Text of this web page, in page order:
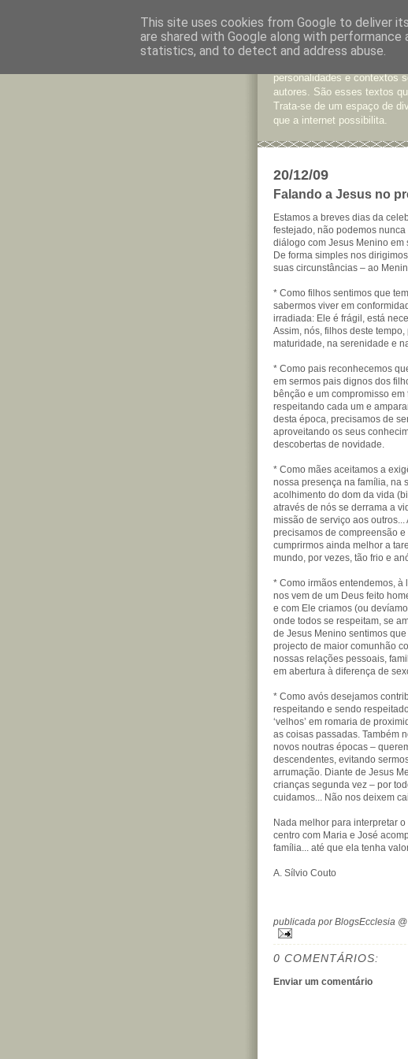
Jornal de
personalidades e contextos
autores. São esses textos
Trata-se de um espaço de
que a internet possibilita.
20/12/09
Falando a Jesus no
Estamos a breves dias da
festejado, não podemos
diálogo com Jesus Menino em
De forma simples nos
suas circunstâncias – ao
* Como filhos sentimos que
sabermos viver em
irradiada: Ele é frágil, está
Assim, nós, filhos deste
maturidade, na serenidade e
* Como pais reconhecemos
em sermos pais dignos dos
bênção e um compromisso
respeitando cada um e
desta época, precisamos de
aproveitando os seus
descobertas de novidade.
* Como mães aceitamos a
nossa presença na família, na
acolhimento do dom da vida
através de nós se derrama a
missão de serviço aos outros...
precisamos de compreensão
cumprirmos ainda melhor a
mundo, por vezes, tão frio e
* Como irmãos entendemos, à
nos vem de um Deus feito
e com Ele criamos (ou
onde todos se respeitam, se
de Jesus Menino sentimos
projecto de maior comunhão
nossas relações pessoais,
em abertura à diferença de
* Como avós desejamos
respeitando e sendo
‘velhos’ em romaria de
as coisas passadas. Também
novos noutras épocas –
descendentes, evitando
arrumação. Diante de Jesus
crianças segunda vez – por
cuidamos... Não nos deixem
Nada melhor para interpretar
centro com Maria e José
família... até que ela tenha
A. Sílvio Couto
publicada por BlogsEcclesia @
0 COMENTÁRIOS:
Enviar um comentário
This site uses cookies from Google to deliver
are shared with Google along with
statistics, and to detect and address abuse.